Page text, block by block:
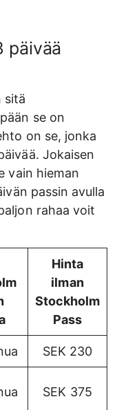
päivää
sitä
se on
on se, jonka
Jokaisen
vain hieman
passin avulla
rahaa voit
Hinta
ilman
Stockholm
Pass
SEK 230
SEK 375